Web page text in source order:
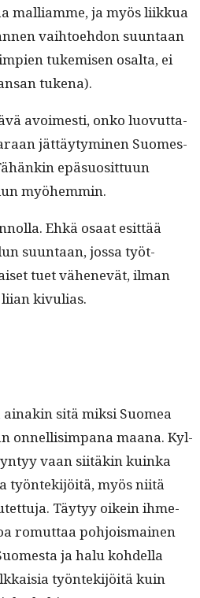
malliamme, ja myös liikkua
vai­h­toe­hdon suun­taan
tukemisen osalta, ei
tukena).
avoimesti, onko luovut­ta­
jät­täy­tymi­nen Suomes­
epä­su­osit­tuun
myöhemmin.
Ehkä osaat esit­tää
suun­taan, jos­sa työt­
tuet vähenevät, ilman
kivulias.
sitä mik­si Suomea
onnel­lisim­pana maana. Kyl­
vaan siitäkin kuin­ka
työn­tek­i­jöitä, myös niitä
Täy­tyy oikein ihme­
romut­taa pohjo­is­mainen
ja halu kohdel­la
työn­tek­i­jöitä kuin